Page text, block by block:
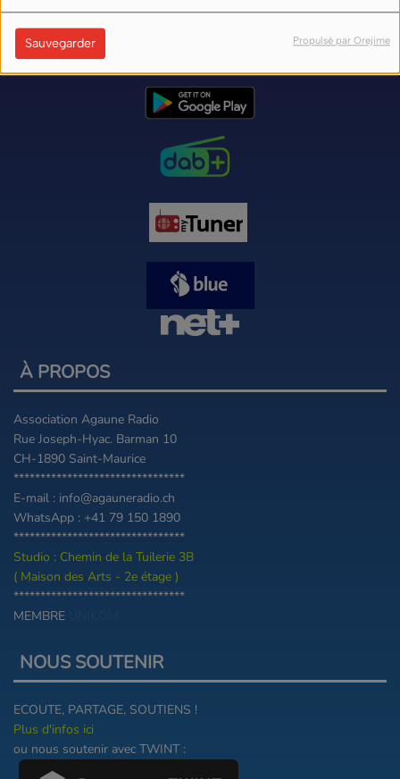
Sauvegarder Propulsé par Orejime
Nos liens d'écoute (flux) sur internet ici
À PROPOS
Association Agaune Radio
Rue Joseph-Hyac. Barman 10
CH-1890 Saint-Maurice
********************************
E-mail : info@agauneradio.ch
WhatsApp : +41 79 150 1890
********************************
Studio : Chemin de la Tuilerie 3B
( Maison des Arts - 2e étage )
********************************
MEMBRE
NOUS SOUTENIR
ECOUTE, PARTAGE, SOUTIENS !
Plus d'infos ici
ou nous soutenir avec TWINT :